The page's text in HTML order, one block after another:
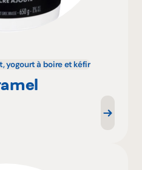
yogourt à boire et kéfir